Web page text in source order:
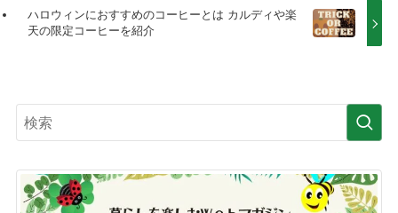
ハロウィンにおすすめのコーヒーとは カルディや楽
天の限定コーヒーを紹介